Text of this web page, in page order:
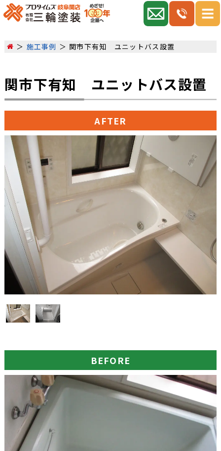
施工事例 関市下有知 ユニットバス設置
関市下有知 ユニットバス設置
AFTER
BEFORE